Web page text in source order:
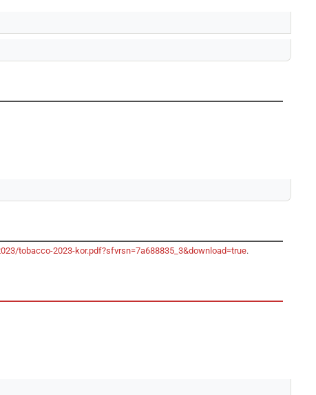
tobacco-2023-kor.pdf?sfvrsn=7a688835_3&download=true.